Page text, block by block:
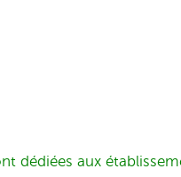
dédiées aux